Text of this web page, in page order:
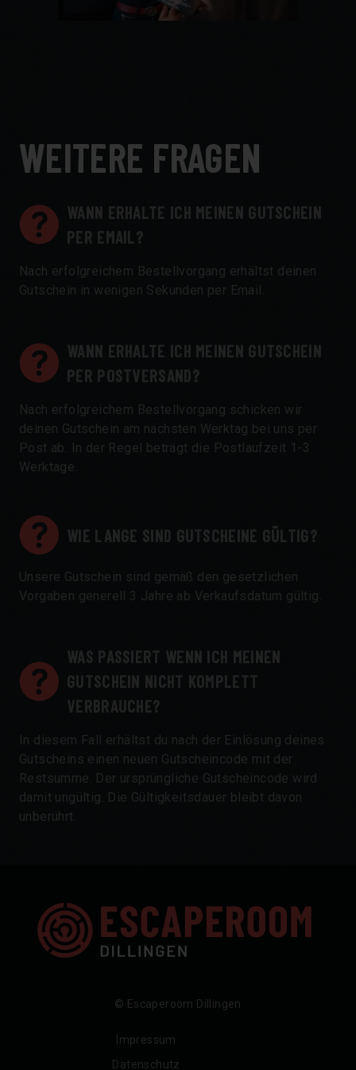
WEITERE FRAGEN
WANN ERHALTE ICH MEINEN GUTSCHEIN
PER EMAIL?
Nach erfolgreichem Bestellvorgang erhältst deinen
Gutschein in wenigen Sekunden per Email.
WANN ERHALTE ICH MEINEN GUTSCHEIN
PER POSTVERSAND?
Nach erfolgreichem Bestellvorgang schicken wir
deinen Gutschein am nächsten Werktag bei uns per
Post ab. In der Regel beträgt die Postlaufzeit 1-3
Werktage.
WIE LANGE SIND GUTSCHEINE GÜLTIG?
Unsere Gutschein sind gemäß den gesetzlichen
Vorgaben generell 3 Jahre ab Verkaufsdatum gültig.
WAS PASSIERT WENN ICH MEINEN
GUTSCHEIN NICHT KOMPLETT
VERBRAUCHE?
In diesem Fall erhältst du nach der Einlösung deines
Gutscheins einen neuen Gutscheincode mit der
Restsumme. Der ursprüngliche Gutscheincode wird
damit ungültig. Die Gültigkeitsdauer bleibt davon
unberührt.
© Escaperoom Dillingen
Impressum
Datenschutz